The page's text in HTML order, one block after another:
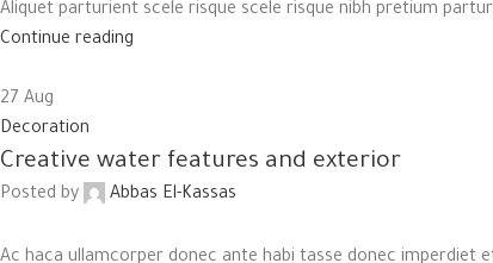
Aliquet parturient scele risque scele risque nibh pretium
Continue reading
27 Aug
Decoration
Creative water features and exterior
Posted by Abbas El-Kassas
Ac haca ullamcorper donec ante habi tasse donec imperdiet